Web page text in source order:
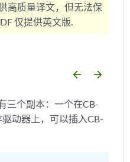
高质量译文，但无法保
仅提供英文版.
arrow_backward arrow_forward
三个副本：一个在CB-
驱动器上，可以插入CB-